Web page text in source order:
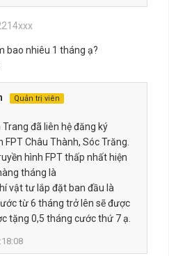
bao nhiêu 1 tháng ạ?
Quản trị viên
đã liên hệ đăng ký
Châu Thành, Sóc Trăng.
hình FPT thấp nhất hiện
tháng là
vật tư lắp đặt ban đầu là
từ 6 tháng trở lên sẽ được
tặng 0,5 tháng cước thứ 7 ạ.